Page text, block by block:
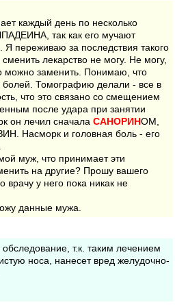
каждый день по несколько
так как его мучают
переживаю за последствия такого
лекарство не могу. Не могу,
можно заменить. Понимаю, что
болей. Томографию делали - все в
что это связано со смещением
после удара при занятии
он лечил сначала САНОРИНОМ,
Насморк и головная боль - его
муж, что принимает эти
на другие? Прошу вашего
врачу у него пока никак не
данные мужа.
т.к. таким лечением
носа, нанесет вред желудочно-